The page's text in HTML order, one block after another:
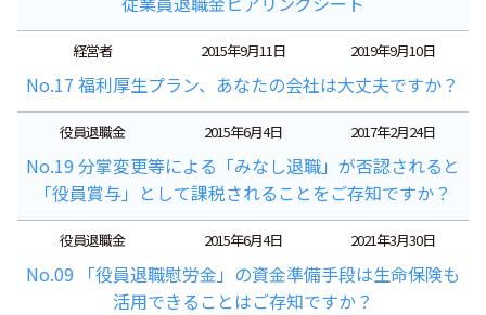
経営者 2015年9月11日 2019年9月10日
No.17 福利厚生プラン、あなたの会社は大丈夫ですか？
役員退職金 2015年6月4日 2017年2月24日
No.19 分掌変更等による「みなし退職」が否認されると
「役員賞与」として課税されることをご存知ですか？
役員退職金 2015年6月4日 2021年3月30日
No.09 「役員退職慰労金」の資金準備手段は生命保険も
活用できることはご存知ですか？